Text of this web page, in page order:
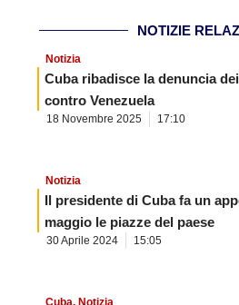
NOTIZIE
Notizia
Cuba ribadisce la denuncia
contro Venezuela
18 Novembre 2025 17:10
Notizia
Il presidente di Cuba fa un
maggio le piazze del paese
30 Aprile 2024 15:05
Cuba, Notizia